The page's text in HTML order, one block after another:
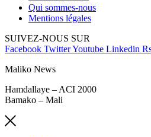
Qui sommes-nous
Mentions légales
SUIVEZ-NOUS SUR
Facebook TwitterYoutube Linkedin
Maliko News
Hamdallaye – ACI 2000
Bamako – Mali